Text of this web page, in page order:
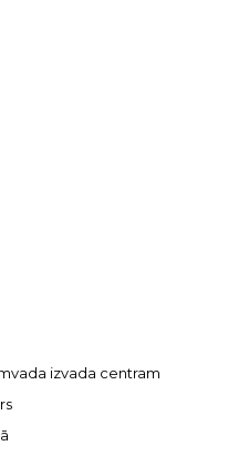
izvada centram